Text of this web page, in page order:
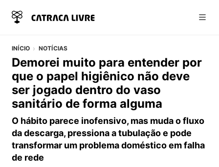
INÍCIO NOTÍCIAS
Demorei muito para entender por
que o papel higiênico não deve
ser jogado dentro do vaso
sanitário de forma alguma
O hábito parece inofensivo, mas muda o fluxo
da descarga, pressiona a tubulação e pode
transformar um problema doméstico em falha
de rede